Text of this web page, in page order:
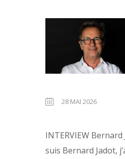
28 MAI 2026
INTERVIEW Bernard
suis Bernard Jadot,